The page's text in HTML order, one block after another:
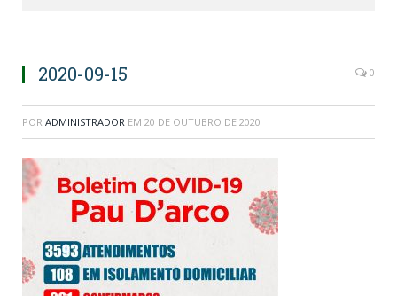
2020-09-15 0
POR ADMINISTRADOR EM 20 DE OUTUBRO DE 2020